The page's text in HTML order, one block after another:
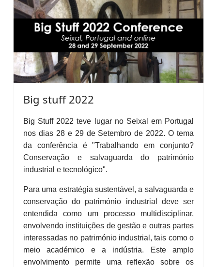
Big stuff 2022
Big Stuff 2022 teve lugar no Seixal em Portugal
nos dias 28 e 29 de Setembro de 2022. O tema
da conferência é "Trabalhando em conjunto?
Conservação e salvaguarda do património
industrial e tecnológico".
Para uma estratégia sustentável, a salvaguarda e
conservação do património industrial deve ser
entendida como um processo multidisciplinar,
envolvendo instituições de gestão e outras partes
interessadas no património industrial, tais como o
meio académico e a indústria. Este amplo
envolvimento permite uma reflexão sobre os